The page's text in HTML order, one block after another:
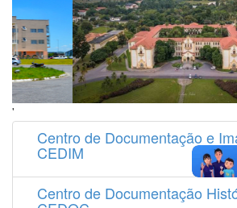
'
Centro de Documentação e
CEDIM
Centro de Documentação